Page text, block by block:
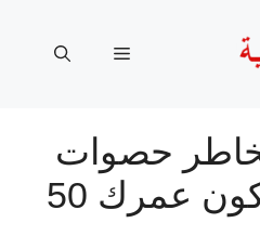
القائمة
حصوات
الكلى عندما يكون عمرك 50